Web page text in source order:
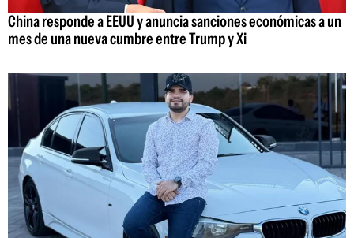
China responde a EEUU y anuncia sanciones económicas a un
mes de una nueva cumbre entre Trump y Xi